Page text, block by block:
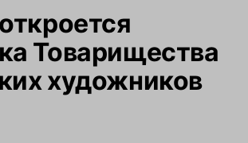
Товарищества
художников